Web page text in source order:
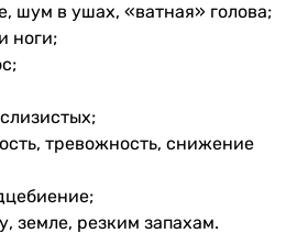
шум в ушах, «ватная» голова;
ноги;
тревожность, снижение
земле, резким запахам.